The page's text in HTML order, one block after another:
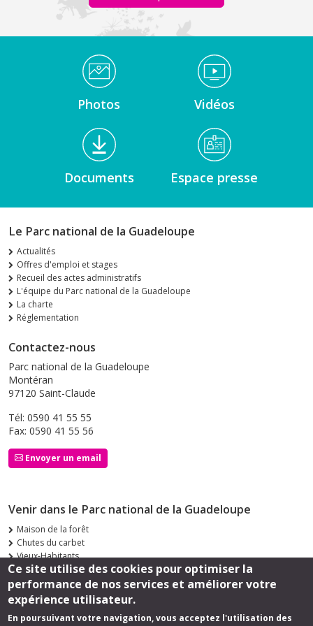
Médiathèque Footer
Photos Vidéos
Documents Espace presse
Le Parc national de la Guadeloupe
Actualités
Offres d'emploi et stages
Recueil des actes administratifs
L'équipe du Parc national de la Guadeloupe
La charte
Réglementation
Contactez-nous
Parc national de la Guadeloupe
Montéran
97120 Saint-Claude
Tél: 0590 41 55 55
Fax: 0590 41 55 56
Envoyer un email
Venir dans le Parc national de la Guadeloupe
Maison de la forêt
Chutes du carbet
Vieux-Habitants
Siège de Saint-Claude
Suivez-nous
Ce site utilise des cookies pour optimiser la
performance de nos services et améliorer votre
expérience utilisateur.
En poursuivant votre navigation, vous acceptez l'utilisation des